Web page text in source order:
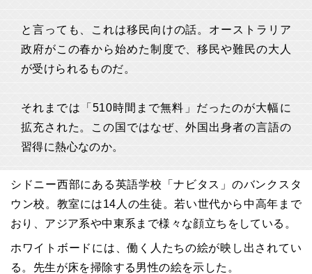
と言っても、これは移民向けの話。オーストラリア
政府がこの春から始めた制度で、移民や難民の大人
が受けられるものだ。
それまでは「510時間まで無料」だったのが大幅に
拡充された。この国ではなぜ、外国出身者の言語の
習得に熱心なのか。
シドニー西部にある英語学校「ナビタス」のバンクスタ
ウン校。教室には14人の生徒。若い世代から中高年まで
おり、アジア系や中東系まで様々な顔立ちをしている。
ホワイトボードには、働く人たちの絵が映し出されてい
る。先生が床を掃除する男性の絵を示した。